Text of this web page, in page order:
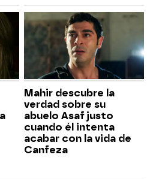
Mahir descubre la
verdad sobre su
abuelo Asaf justo
cuando él intenta
acabar con la vida de
Canfeza